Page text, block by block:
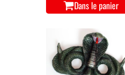
Dans le panier